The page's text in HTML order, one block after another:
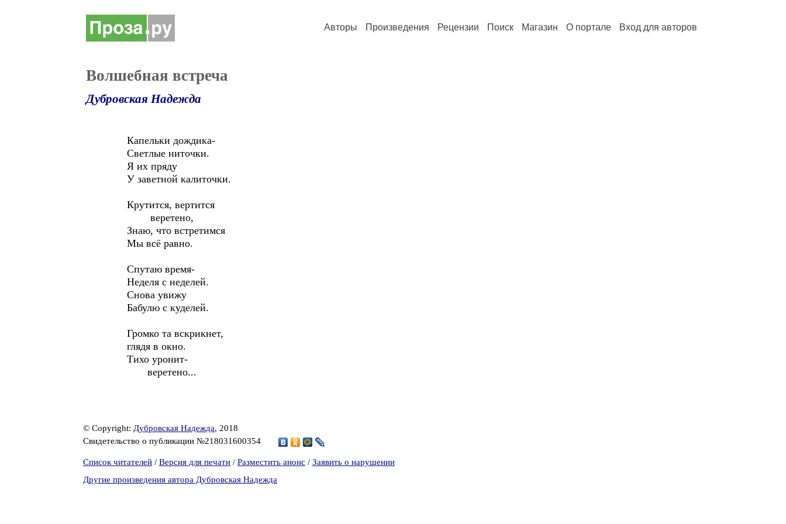
Авторы Произведения Рецензии Поиск Магазин О портале Вход для авторов
Волшебная встреча
Дубровская Надежда
Капельки дождика-
Светлые ниточки.
Я их пряду
У заветной калиточки.
Крутится, вертится
веретено,
Знаю, что встретимся
Мы всё равно.
Спутаю время-
Неделя с неделей.
Снова увижу
Бабулю с куделей.
Громко та вскрикнет,
глядя в окно.
Тихо уронит-
веретено...
© Copyright: Дубровская Надежда, 2018
Свидетельство о публикации №218031600354
Список читателей / Версия для печати / Разместить анонс / Заявить о нарушении
Другие произведения автора Дубровская Надежда